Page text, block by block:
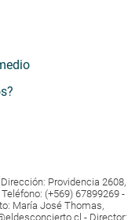
Providencia 2608,
(+569) 67899269 -
María José Thomas,
- Director: